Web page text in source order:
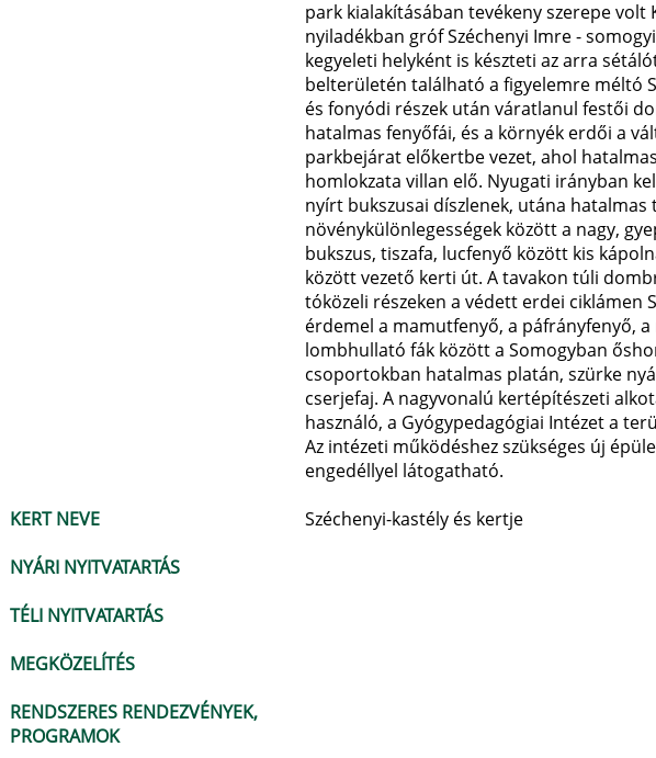
park kialakításában tevékeny szerepe volt
nyiladékban gróf Széchenyi Imre -
kegyeleti helyként is készteti az arra
belterületén található a figyelemre méltó
és fonyódi részek után váratlanul festői
hatalmas fenyőfái, és a környék erdői a
parkbejárat előkertbe vezet, ahol
homlokzata villan elő. Nyugati irányban
nyírt bukszusai díszlenek, utána hatalmas
növénykülönlegességek között a nagy,
bukszus, tiszafa, lucfenyő között kis
között vezető kerti út. A tavakon túli
tóközeli részeken a védett erdei ciklámen
érdemel a mamutfenyő, a páfrányfenyő,
lombhullató fák között a Somogyban
csoportokban hatalmas platán, szürke
cserjefaj. A nagyvonalú kertépítészeti
használó, a Gyógypedagógiai Intézet a
Az intézeti működéshez szükséges új
engedéllyel látogatható.
KERT NEVE
Széchenyi-kastély és kertje
NYÁRI NYITVATARTÁS
TÉLI NYITVATARTÁS
MEGKÖZELÍTÉS
RENDSZERES RENDEZVÉNYEK,
PROGRAMOK